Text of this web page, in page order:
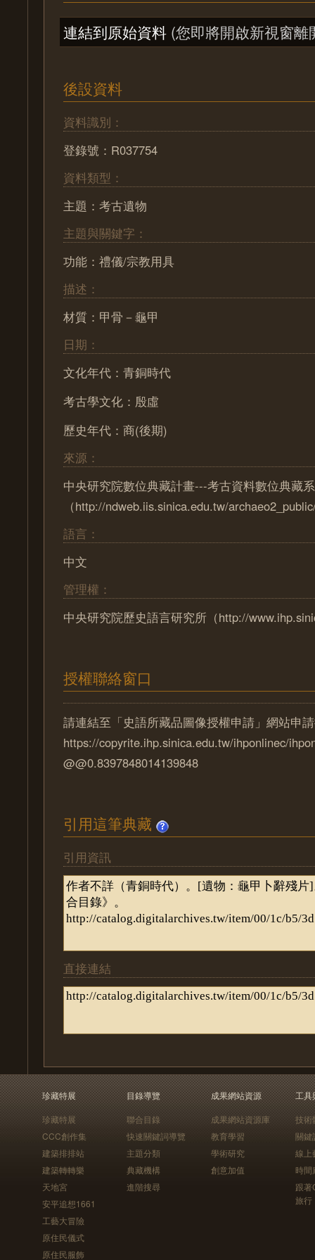
連結到原始資料 (您即將開啟新視窗離
後設資料
資料識別：
登錄號：R037754
資料類型：
主題：考古遺物
主題與關鍵字：
功能：禮儀/宗教用具
描述：
材質：甲骨－龜甲
日期：
文化年代：青銅時代
考古學文化：殷虛
歷史年代：商(後期)
來源：
中央研究院數位典藏計畫---考古資料數位典藏
（http://ndweb.iis.sinica.edu.tw/
語言：
中文
管理權：
中央研究院歷史語言研究所（http://
授權聯絡窗口
請連結至「史語所藏品圖像授權申請」網站申
https://copyrite.ihp.sinica.edu.tw/ihponlinec/
@@0.8397848014139848
引用這筆典藏
引用資訊
直接連結
珍藏特展
珍藏特展
CCC創作集
建築排排站
建築轉轉樂
天地宮
安平追想1661
工藝大冒險
原住民儀式
原住民服飾
目錄導覽
聯合目錄
快速關鍵詞導覽
主題分類
典藏機構
進階搜尋
成果網站資源
成果網站資源庫
教育學習
學術研究
創意加值
工具
技術
關鍵
線上
時間
跟
旅行